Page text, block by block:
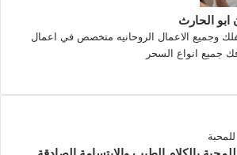
ابو الحارث
وجميع الاعمال الروحانيه متخصص في اعمال
جميع انواع السحر